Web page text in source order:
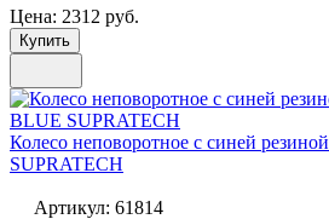
Цена: 2312 руб.
Купить
Колесо неповоротное с синей резиной
SUPRATECH
Артикул: 61814